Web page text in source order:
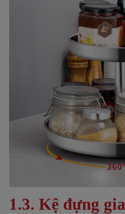
1.3. Kệ đựng